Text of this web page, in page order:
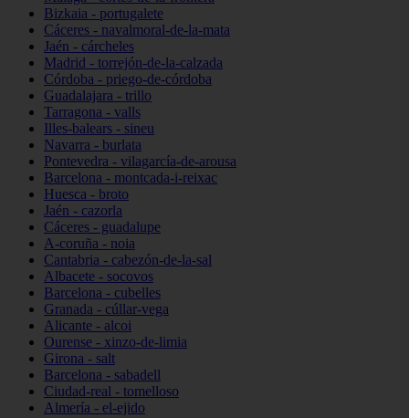
Bizkaia - portugalete
Cáceres - navalmoral-de-la-mata
Jaén - cárcheles
Madrid - torrejón-de-la-calzada
Córdoba - priego-de-córdoba
Guadalajara - trillo
Tarragona - valls
Illes-balears - sineu
Navarra - burlata
Pontevedra - vilagarcía-de-arousa
Barcelona - montcada-i-reixac
Huesca - broto
Jaén - cazorla
Cáceres - guadalupe
A-coruña - noia
Cantabria - cabezón-de-la-sal
Albacete - socovos
Barcelona - cubelles
Granada - cúllar-vega
Alicante - alcoi
Ourense - xinzo-de-limia
Girona - salt
Barcelona - sabadell
Ciudad-real - tomelloso
Almería - el-ejido